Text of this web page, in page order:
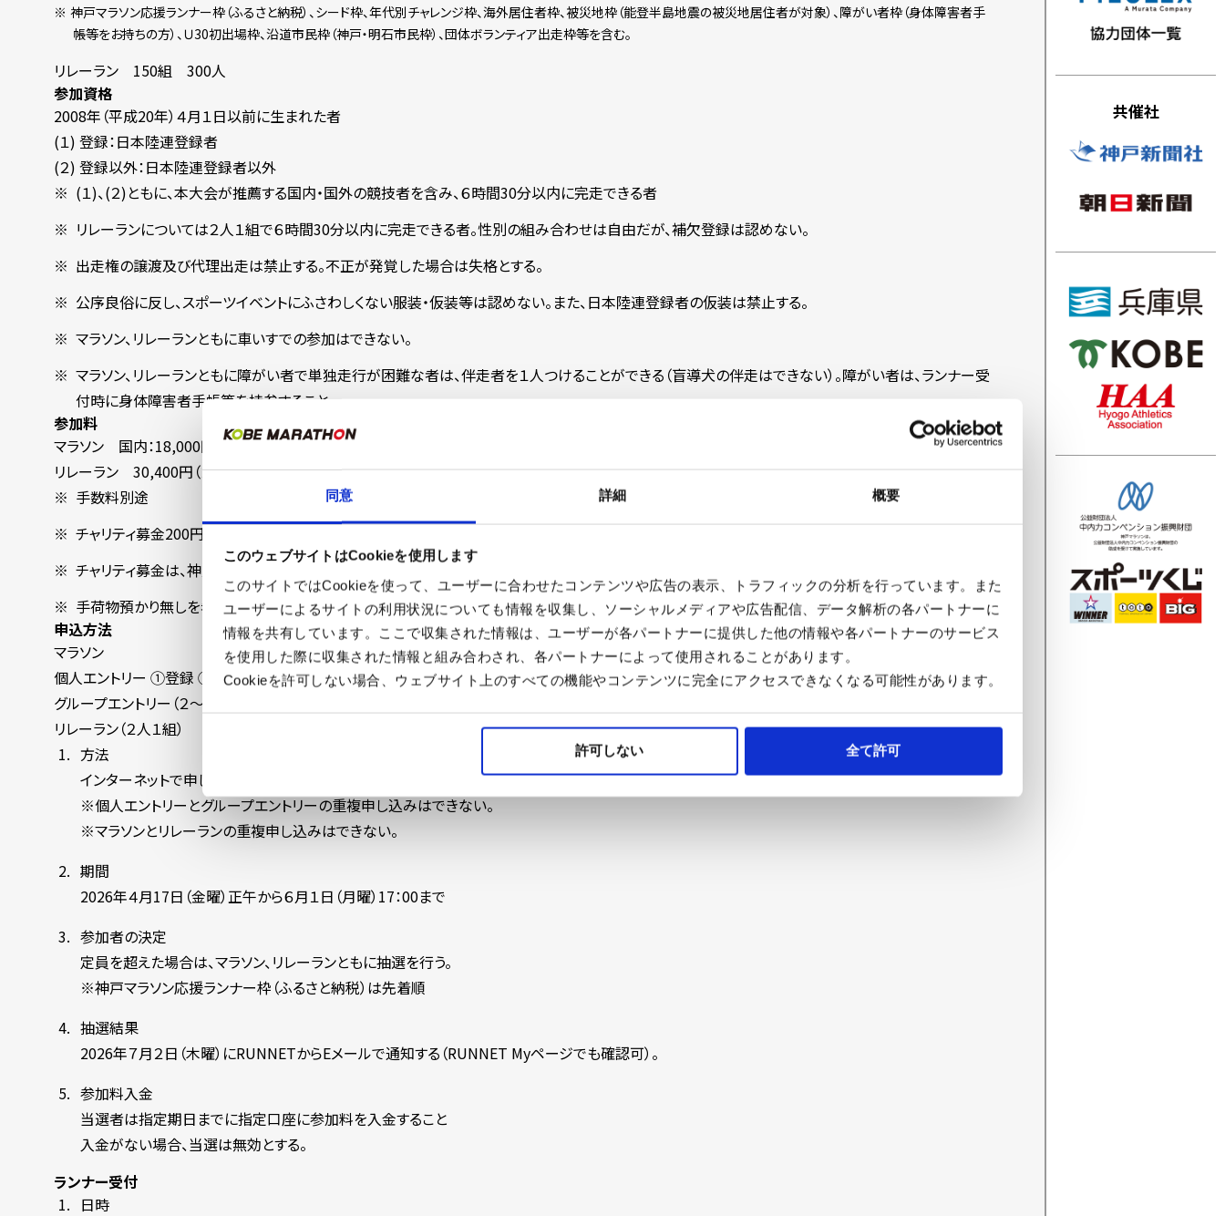
同意 詳細 概要
このウェブサイトはCookieを使用します
このサイトではCookieを使って、ユーザーに合わせたコンテンツや広告の表示、トラフィックの分析を行っています。また
ユーザーによるサイトの利用状況についても情報を収集し、ソーシャルメディアや広告配信、データ解析の各パートナーに
情報を共有しています。ここで収集された情報は、ユーザーが各パートナーに提供した他の情報や各パートナーのサービス
を使用した際に収集された情報と組み合わされ、各パートナーによって使用されることがあります。
Cookieを許可しない場合、ウェブサイト上のすべての機能やコンテンツに完全にアクセスできなくなる可能性があります。
許可しない 全て許可
神戸マラソン応援ランナー枠（ふるさと納税）、シード枠、年代別チャレンジ枠、海外居住者枠、被災地枠（能登半島地震の被災地居住者が対象）、障がい者枠（身体障害者手
帳等をお持ちの方）、Ｕ30初出場枠、沿道市民枠（神戸・明石市民枠）、団体ボランティア出走枠等を含む。
リレーラン 150組 300人
参加資格
2008年（平成20年）４月１日以前に生まれた者
(１) 登録：日本陸連登録者
(２) 登録以外：日本陸連登録者以外
(１)、(２)ともに、本大会が推薦する国内・国外の競技者を含み、６時間30分以内に完走できる者
リレーランについては２人１組で６時間30分以内に完走できる者。性別の組み合わせは自由だが、補欠登録は認めない。
出走権の譲渡及び代理出走は禁止する。不正が発覚した場合は失格とする。
公序良俗に反し、スポーツイベントにふさわしくない服装・仮装等は認めない。また、日本陸連登録者の仮装は禁止する。
マラソン、リレーランともに車いすでの参加はできない。
マラソン、リレーランともに障がい者で単独走行が困難な者は、伴走者を１人つけることができる（盲導犬の伴走はできない）。障がい者は、ランナー受
付時に身体障害者手帳等を持参すること。
参加料
マラソン 国内：18,000円 海外：24,200円
リレーラン 30,400円（２人分）
手数料別途
チャリティ募金200円（１人あたり）を含む
チャリティ募金は、神戸マラソンフレンドシップバンクで活用する。
手荷物預かり無しを希望される方は参加料が1,000円引きになる。
申込方法
マラソン
個人エントリー ①登録 ②登録以外
グループエントリー（２～３人） 登録以外
リレーラン（２人１組）
方法
インターネットで申し込むこと
※個人エントリーとグループエントリーの重複申し込みはできない。
※マラソンとリレーランの重複申し込みはできない。
期間
2026年４月17日（金曜）正午から６月１日（月曜）17：00まで
参加者の決定
定員を超えた場合は、マラソン、リレーランともに抽選を行う。
※神戸マラソン応援ランナー枠（ふるさと納税）は先着順
抽選結果
2026年７月２日（木曜）にRUNNETからEメールで通知する（RUNNET Myページでも確認可）。
参加料入金
当選者は指定期日までに指定口座に参加料を入金すること
入金がない場合、当選は無効とする。
ランナー受付
日時
共催社